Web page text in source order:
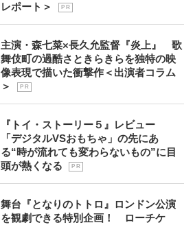
レポート＞
P R
主演・森七菜×長久允監督『炎上』 歌
舞伎町の過酷さときらきらを独特の映
像表現で描いた衝撃作＜出演者コラム
＞
P R
『トイ・ストーリー５』レビュー
「デジタルVSおもちゃ」の先にあ
る“時が流れても変わらないもの”に目
頭が熱くなる
P R
舞台『となりのトトロ』ロンドン公演
を観劇できる特別企画！ ローチケ